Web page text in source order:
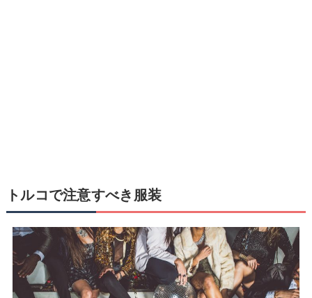
トルコで注意すべき服装